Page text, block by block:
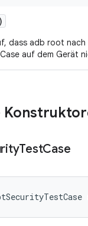
dass adb root nach
auf dem Gerät
TestCase